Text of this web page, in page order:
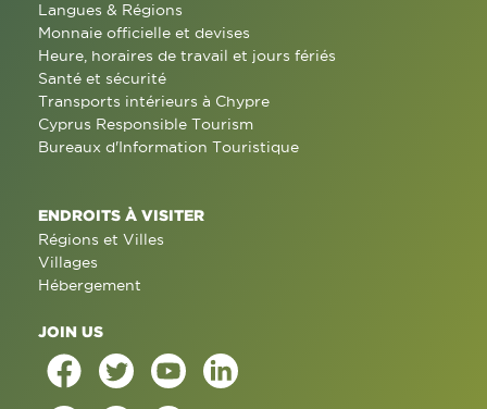
Langues & Régions
Monnaie officielle et devises
Heure, horaires de travail et jours fériés
Santé et sécurité
Transports intérieurs à Chypre
Cyprus Responsible Tourism
Bureaux d'Information Touristique
ENDROITS À VISITER
Régions et Villes
Villages
Hébergement
JOIN US